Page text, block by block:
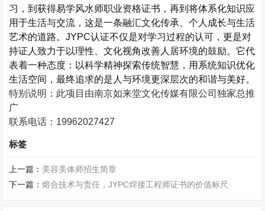
习，到获得易学风水师职业资格证书，再到将体系化知识应
用于生活与交流，这是一条融汇文化传承、个人成长与生活
艺术的道路。JYPC认证不仅是对学习过程的认可，更是对
持证人致力于以理性、文化视角改善人居环境的鼓励。它代
表着一种态度：以科学精神探索传统智慧，用系统知识优化
生活空间，最终追求的是人与环境更深层次的和谐与美好。
特别说明：此项目由南京如来堂文化传媒有限公司独家总推
广
联系电话： 19962027427
标签
上一篇： 美容美体师招生简章
下一篇：熔合技术与责任，JYPC焊接工程师证书的价值标尺